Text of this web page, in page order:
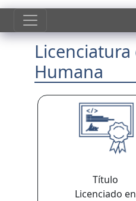
Humana
Título
Licenciado en